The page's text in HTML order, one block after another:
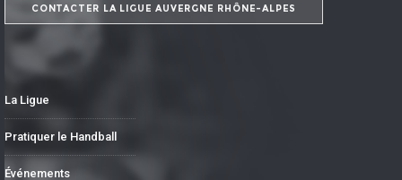
CONTACTER LA LIGUE AUVERGNE RHÔNE-ALPES
La Ligue
Pratiquer le Handball
Événements